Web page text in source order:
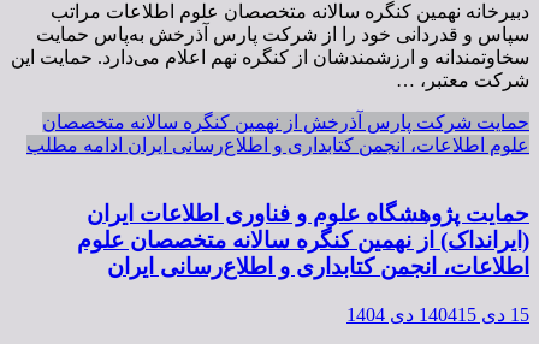
دبیرخانه نهمین کنگره سالانه متخصصان علوم اطلاعات مراتب
سپاس و قدردانی خود را از شرکت پارس آذرخش به‌پاس حمایت
سخاوتمندانه و ارزشمندشان از کنگره نهم اعلام می‌دارد. حمایت این
شرکت معتبر، …
حمایت شرکت پارس آذرخش از نهمین کنگره سالانه متخصصان
علوم اطلاعات، انجمن کتابداری و اطلاع‌رسانی ایران ادامه مطلب
حمایت پژوهشگاه علوم و فناوری اطلاعات ایران
(ایرانداک) از نهمین کنگره سالانه متخصصان علوم
اطلاعات، انجمن کتابداری و اطلاع‌رسانی ایران
15 دی 1404 15 دی 1404